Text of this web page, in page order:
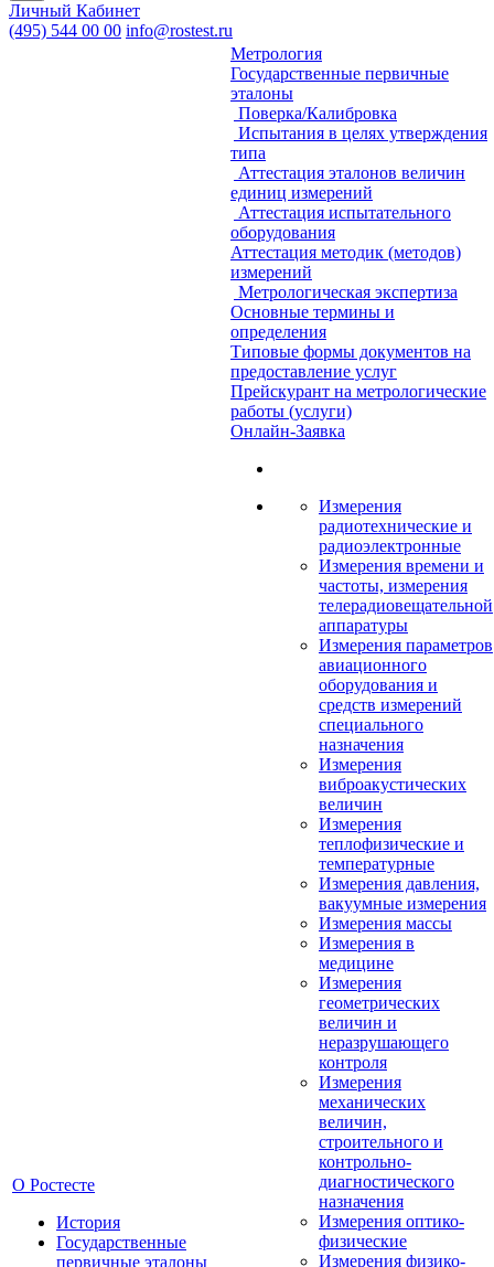
Личный Кабинет
(495) 544 00 00 info@rostest.ru
О Ростесте
История
Государственные
первичные эталоны
Метрология
Государственные первичные
эталоны
Поверка/Калибровка
Испытания в целях утверждения
типа
Аттестация эталонов величин
единиц измерений
Аттестация испытательного
оборудования
Аттестация методик (методов)
измерений
Метрологическая экспертиза
Основные термины и
определения
Типовые формы документов на
предоставление услуг
Прейскурант на метрологические
работы (услуги)
Онлайн-Заявка
Измерения
радиотехнические и
радиоэлектронные
Измерения времени и
частоты, измерения
телерадиовещательной
аппаратуры
Измерения параметров
авиационного
оборудования и
средств измерений
специального
назначения
Измерения
виброакустических
величин
Измерения
теплофизические и
температурные
Измерения давления,
вакуумные измерения
Измерения массы
Измерения в
медицине
Измерения
геометрических
величин и
неразрушающего
контроля
Измерения
механических
величин,
строительного и
контрольно-
диагностического
назначения
Измерения оптико-
физические
Измерения физико-